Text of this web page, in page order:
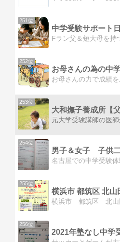
251位
中学受験サポート
252位
お母さんの為の中
253位
大和撫子養成所【父
254位
男子＆女子 子供
255位
256位
2021年塾なし中学